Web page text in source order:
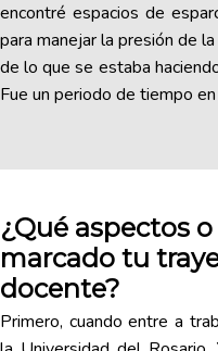
encontré espacios de
para manejar la presión de
de lo que se estaba
Fue un periodo de tiempo
¿Qué aspectos
marcado tu
docente?
Primero, cuando entre a